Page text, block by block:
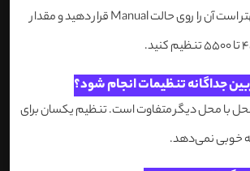
تنظیم شده است. بهتر است آن را روی حالت Manual قرار دهید و مقدار
جداگانه تنظیمات انجام شود؟
با محل دیگر متفاوت است. تنظیم یکسان برای
خوبی نمی‌دهد.